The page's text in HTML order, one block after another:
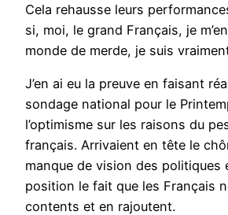
Cela rehausse leurs
si, moi, le grand Français, je
monde de merde, je suis
J’en ai eu la preuve en faisant
sondage national pour le
l’optimisme sur les raisons du
français. Arrivaient en tête le
manque de vision des politiques
position le fait que les Français
contents et en rajoutent.